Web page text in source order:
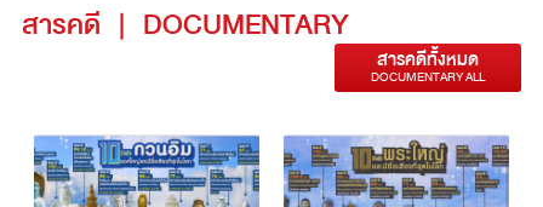
สารคดี | DOCUMENTARY
สารคดีทั้งหมด
DOCUMENTARY ALL